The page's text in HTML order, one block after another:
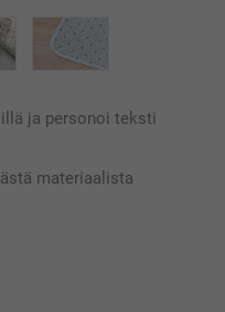
ja personoi teksti
materiaalista